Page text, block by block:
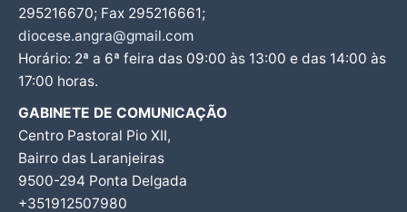
295216670; Fax 295216661;
diocese.angra@gmail.com
Horário: 2ª a 6ª feira das 09:00 às 13:00 e das 14:00 às
17:00 horas.
GABINETE DE COMUNICAÇÃO
Centro Pastoral Pio XII,
Bairro das Laranjeiras
9500-294 Ponta Delgada
+351912507980